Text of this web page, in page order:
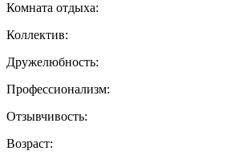
Комната отдыха:
Коллектив:
Дружелюбность:
Профессионализм:
Отзывчивость:
Возраст: